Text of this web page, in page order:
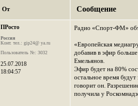
От Сообщение
ПРосто
Россия
Конт. тел.: gip24@ ya.ru
Пользователь №: 3032
25.07.2018
18:04:57
Радио «Спорт-ФМ»
«Европейская
добавив в эфир
Емельянов.
Эфир будет на 80%
остальное время
говорит он.
получила у